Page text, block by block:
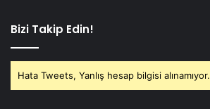
Bizi Takip Edin!
Hata Tweets, Yanlış hesap bilgisi alınamıyor.